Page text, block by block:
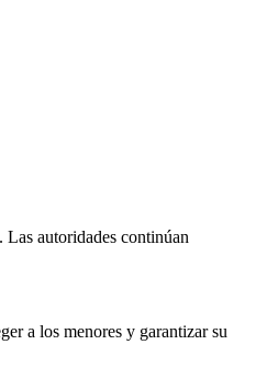
autoridades continúan
a los menores y garantizar su